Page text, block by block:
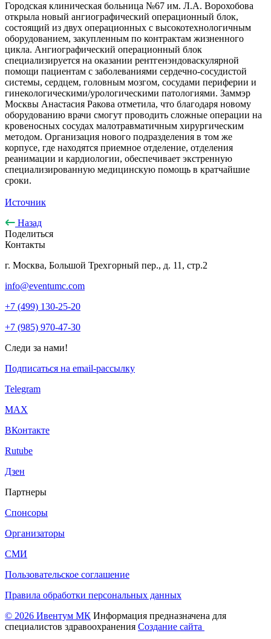
Городская клиническая больница №67 им. Л.А. Ворохобова
открыла новый ангиографический операционный блок,
состоящий из двух операционных с высокотехнологичным
оборудованием, закупленным по контрактам жизненного
цикла. Ангиографический операционный блок
специализируется на оказании рентгенэндоваскулярной
помощи пациентам с заболеваниями сердечно-сосудистой
системы, сердцем, головным мозгом, сосудами периферии и
гинекологическими/урологическими патологиями. Заммэр
Москвы Анастасия Ракова отметила, что благодаря новому
оборудованию врачи смогут проводить сложные операции на
кровеносных сосудах малотравматичным хирургическим
методом. Организация нового подразделения в том же
корпусе, где находятся приемное отделение, отделения
реанимации и кардиологии, обеспечивает экстренную
специализированную медицинскую помощь в кратчайшие
сроки.
Источник
Назад
Поделиться
Контакты
г. Москва, Большой Трехгорный пер., д. 11, стр.2
info@eventumc.com
+7 (499) 130-25-20
+7 (985) 970-47-30
Следи за нами!
Подписаться на email-рассылку
Telegram
МАХ
ВКонтакте
Rutube
Дзен
Партнеры
Спонсоры
Организаторы
СМИ
Пользовательское соглашение
Правила обработки персональных данных
© 2026 Ивентум МК Информация предназначена для
специалистов здравоохранения Создание сайта